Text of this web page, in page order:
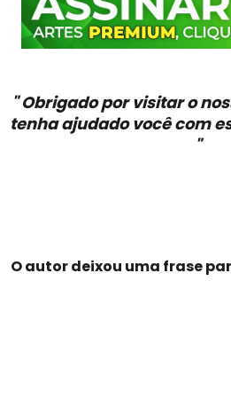
" Obrigado por visitar o
tenha ajudado você com
"
O autor deixou uma frase